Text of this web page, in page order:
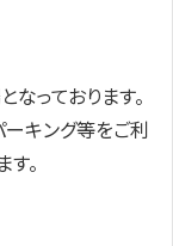
っております。
キング等をご利
。